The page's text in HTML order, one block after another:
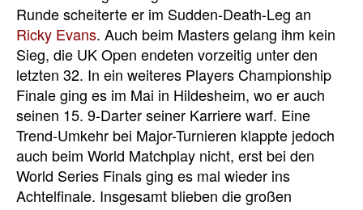
Runde scheiterte er im Sudden-Death-Leg an
Ricky Evans. Auch beim Masters gelang ihm kein
Sieg, die UK Open endeten vorzeitig unter den
letzten 32. In ein weiteres Players Championship
Finale ging es im Mai in Hildesheim, wo er auch
seinen 15. 9-Darter seiner Karriere warf. Eine
Trend-Umkehr bei Major-Turnieren klappte jedoch
auch beim World Matchplay nicht, erst bei den
World Series Finals ging es mal wieder ins
Achtelfinale. Insgesamt blieben die großen